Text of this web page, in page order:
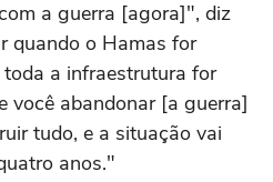
a guerra [agora]", diz
quando o Hamas for
a infraestrutura for
você abandonar [a guerra]
tudo, e a situação vai
anos."